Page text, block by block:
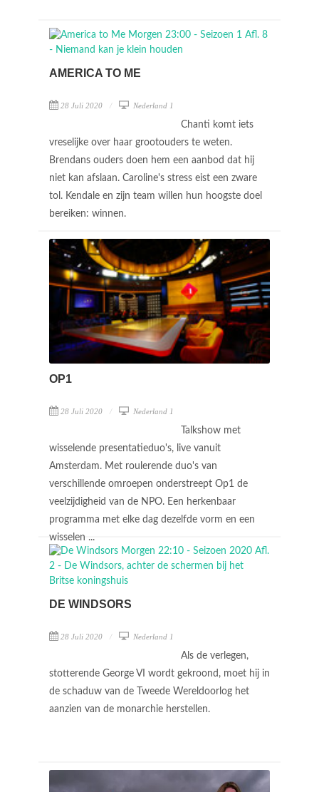
AMERICA TO ME
28 Juli 2020 Nederland 1
Chanti komt iets
vreselijke over haar grootouders te weten.
Brendans ouders doen hem een aanbod dat hij
niet kan afslaan. Caroline's stress eist een zware
tol. Kendale en zijn team willen hun hoogste doel
bereiken: winnen.
OP1
28 Juli 2020 Nederland 1
Talkshow met
wisselende presentatieduo's, live vanuit
Amsterdam. Met roulerende duo's van
verschillende omroepen onderstreept Op1 de
veelzijdigheid van de NPO. Een herkenbaar
programma met elke dag dezelfde vorm en een
wisselen ...
DE WINDSORS
28 Juli 2020 Nederland 1
Als de verlegen,
stotterende George VI wordt gekroond, moet hij in
de schaduw van de Tweede Wereldoorlog het
aanzien van de monarchie herstellen.